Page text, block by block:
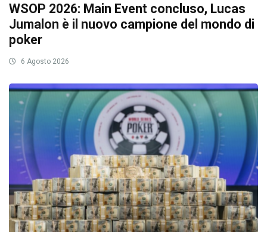
WSOP 2026: Main Event concluso, Lucas
Jumalon è il nuovo campione del mondo di
poker
6 Agosto 2026